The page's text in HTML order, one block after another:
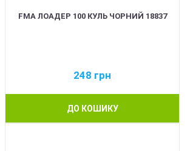
FMA ЛОАДЕР 100 КУЛЬ ЧОРНИЙ 18837
248 грн
ДО КОШИКУ